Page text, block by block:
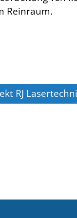
Reinraum.
RJ